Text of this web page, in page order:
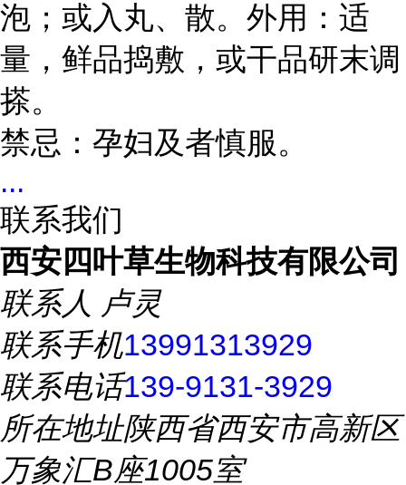
泡；或入丸、散。外用：适
量，鲜品捣敷，或干品研末调
搽。
禁忌：孕妇及者慎服。
...
联系我们
西安四叶草生物科技有限公司
联系人 卢灵
联系手机13991313929
联系电话139-9131-3929
所在地址陕西省西安市高新区
万象汇B座1005室